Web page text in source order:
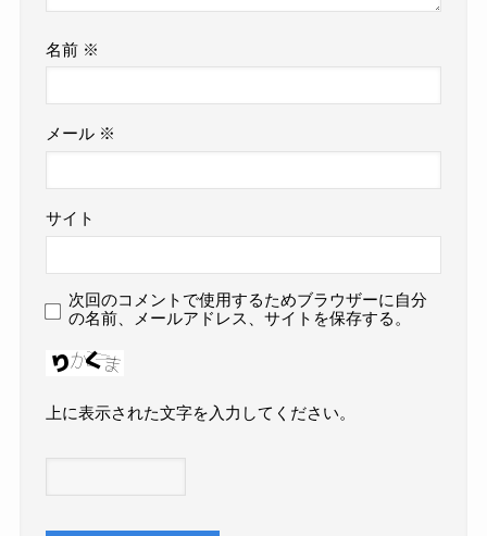
名前 ※
メール ※
サイト
次回のコメントで使用するためブラウザーに自分
の名前、メールアドレス、サイトを保存する。
上に表示された文字を入力してください。